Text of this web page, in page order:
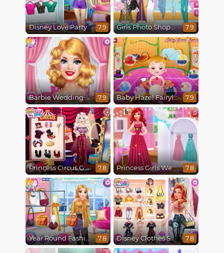
Disney Love Party 7.9 Girls Photo Shopping Dress-Up 7.9
Barbie Wedding Fun 7.9 Baby Hazel Fairyland Ballet 7.9
Princess Circus Getaway 7.8 Princess Girls Wedding Trip 7.8
Year Round Fashionista Rapunzel 7.8 Disney Clothes Swap 7.8